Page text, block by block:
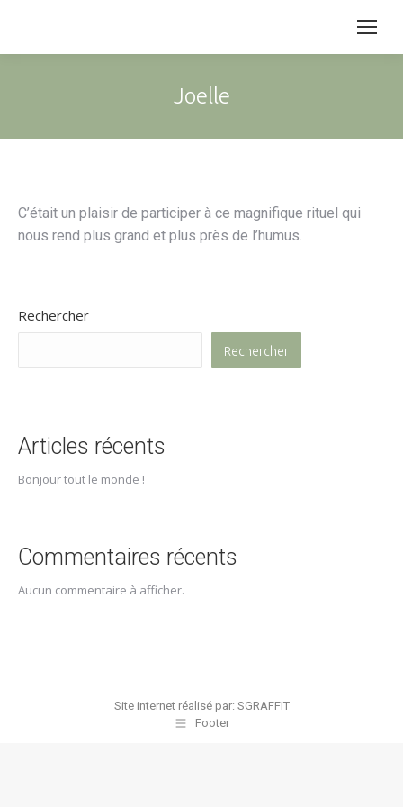
Joelle
C’était un plaisir de participer à ce magnifique rituel qui
nous rend plus grand et plus près de l’humus.
Rechercher
Rechercher
Articles récents
Bonjour tout le monde !
Commentaires récents
Aucun commentaire à afficher.
Site internet réalisé par: SGRAFFIT
Footer